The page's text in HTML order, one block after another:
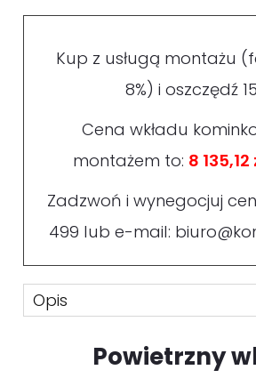
Kup z usługą montażu
8%) i oszczędź
Cena wkładu
montażem to: 8 135,12
Zadzwoń i wynegocjuj
499 lub e-mail:
Opis
Powietrzny